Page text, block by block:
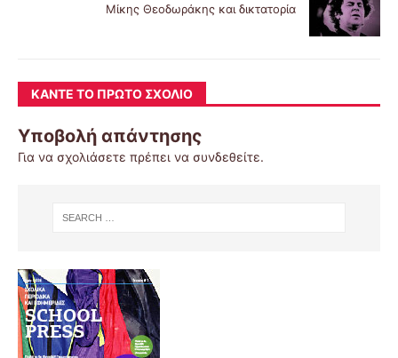
Μίκης Θεοδωράκης και δικτατορία
ΚΆΝΤΕ ΤΟ ΠΡΏΤΟ ΣΧΌΛΙΟ
Υποβολή απάντησης
Για να σχολιάσετε πρέπει να συνδεθείτε.